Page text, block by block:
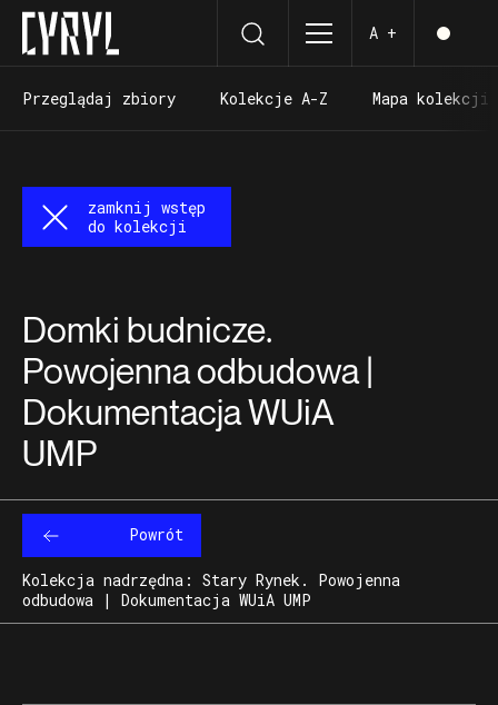
A +
Przeglądaj zbiory
Kolekcje A-Z
Mapa kolekcji
Mapa kolekcji
Domki budnicze.
Powojenna odbudowa |
Dokumentacja WUiA
UMP
zamknij wstęp
do kolekcji
Powrót
Kolekcja nadrzędna: Stary Rynek. Powojenna
odbudowa | Dokumentacja WUiA UMP